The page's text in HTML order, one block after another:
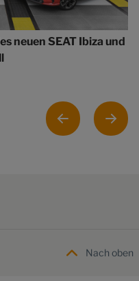
neuen SEAT Ibiza und
Nach oben